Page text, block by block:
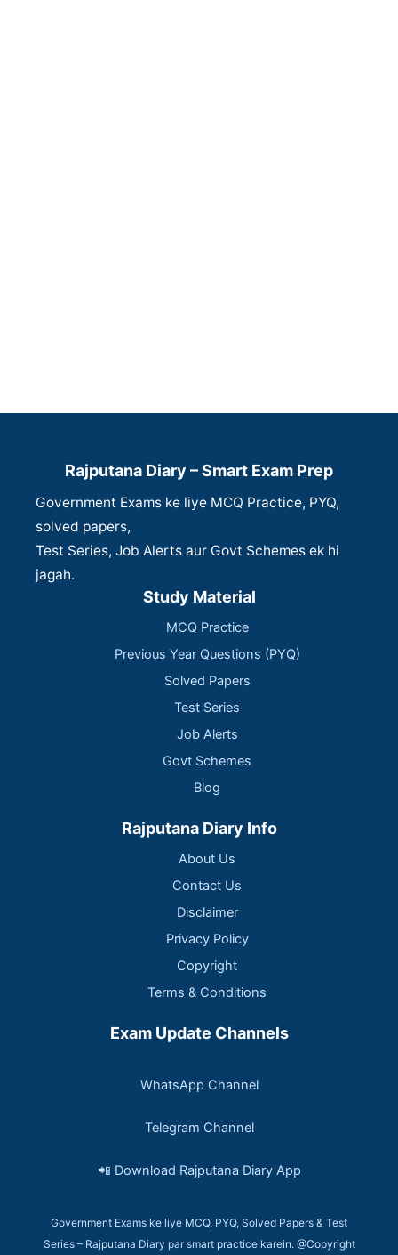
Rajputana Diary – Smart Exam Prep
Government Exams ke liye MCQ Practice, PYQ,
solved papers,
Test Series, Job Alerts aur Govt Schemes ek hi
jagah.
Study Material
MCQ Practice
Previous Year Questions (PYQ)
Solved Papers
Test Series
Job Alerts
Govt Schemes
Blog
Rajputana Diary Info
About Us
Contact Us
Disclaimer
Privacy Policy
Copyright
Terms & Conditions
Exam Update Channels
WhatsApp Channel
Telegram Channel
📲 Download Rajputana Diary App
Government Exams ke liye MCQ, PYQ, Solved Papers & Test
Series – Rajputana Diary par smart practice karein. @Copyright